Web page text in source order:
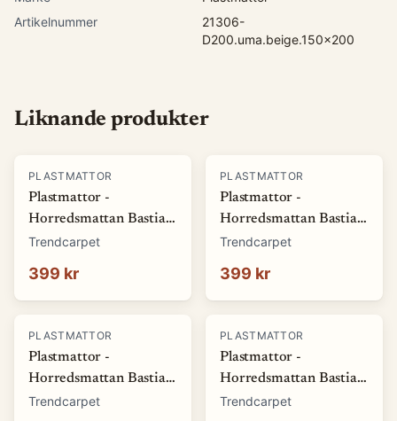
Artikelnummer
21306-
D200.uma.beige.150x200
Liknande produkter
PLASTMATTOR
Plastmattor -
Horredsmattan Bastian
(grön) (Storlek: 70 x 50
Trendcarpet
399 kr
PLASTMATTOR
Plastmattor -
Horredsmattan Bastian
(röd) (Storlek: 70 x 50
Trendcarpet
399 kr
PLASTMATTOR
Plastmattor -
Horredsmattan Bastian
(blå) (Storlek: 70 x 50
Trendcarpet
PLASTMATTOR
Plastmattor -
Horredsmattan Bastian
(brun) (Storlek: 70 x 50
Trendcarpet